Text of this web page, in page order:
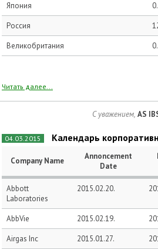
Япония
Россия
Великобритания
Читать далее...
С уважением, AS
04.03.2015 Календарь
Company Name
Annoncement
Date
Abbott
Laboratories
2015.02.20.
AbbVie 2015.02.19.
Airgas Inc
2015.01.27.